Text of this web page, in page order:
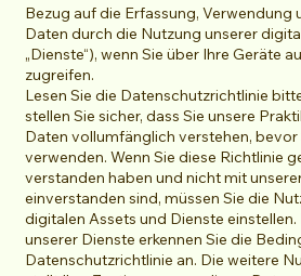
Bezug auf die Erfassung, Verwendung
Daten durch die Nutzung unserer
„Dienste“), wenn Sie über Ihre Geräte
zugreifen.
Lesen Sie die Datenschutzrichtlinie
stellen Sie sicher, dass Sie unsere
Daten vollumfänglich verstehen, bevor
verwenden. Wenn Sie diese Richtlinie
verstanden haben und nicht mit
einverstanden sind, müssen Sie die
digitalen Assets und Dienste
unserer Dienste erkennen Sie die
Datenschutzrichtlinie an. Die weitere